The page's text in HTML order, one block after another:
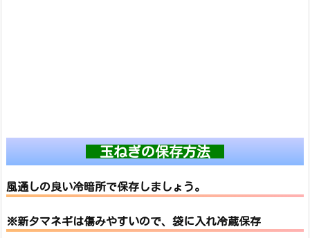
玉ねぎの保存方法
風通しの良い冷暗所で保存しましょう。
※新タマネギは傷みやすいので、袋に入れ冷蔵保存